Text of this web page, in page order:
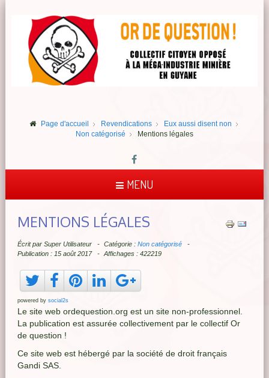
Page d'accueil Revendications
Eux aussi disent non
Non catégorisé
Mentions légales
MENU
MENTIONS LÉGALES
Écrit par Super Utilisateur Catégorie : Non catégorisé
Publication : 15 août 2017
Affichages : 422219
powered by social2s
Le site web ordequestion.org est un site non-professionnel.
La publication est assurée collectivement par le collectif Or
de question !
Ce site web est hébergé par la société de droit français
Gandi SAS.